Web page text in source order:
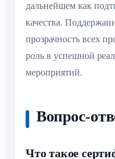
дальнейшем как
качества.
прозрачность всех
роль в успешной
мероприятий.
Вопрос-
Что такое